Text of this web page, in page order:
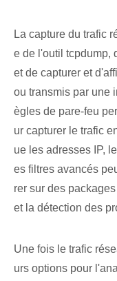
La capture du trafic
e de l'outil tcpdump,
et de capturer et
ou transmis par une
ègles de pare-feu
ur capturer le trafic
ue les adresses IP,
es filtres avancés
rer sur des
et la détection des
Une fois le trafic
urs options pour